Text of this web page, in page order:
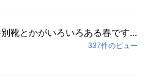
靴とかがいろいろある春です...
337件のビュー